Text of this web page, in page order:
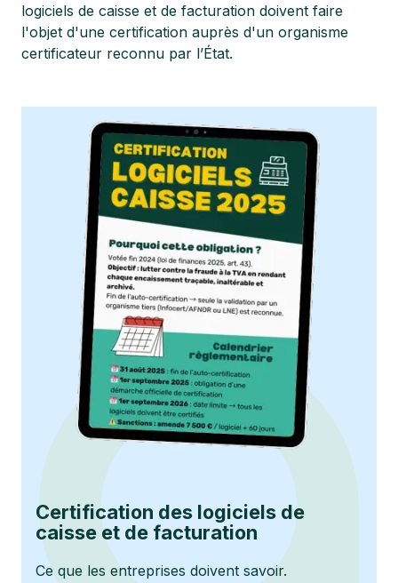
logiciels de caisse et de facturation doivent faire
l'objet d'une certification auprès d'un organisme
certificateur reconnu par l’État.
Certification des logiciels de
caisse et de facturation
Ce que les entreprises doivent savoir.